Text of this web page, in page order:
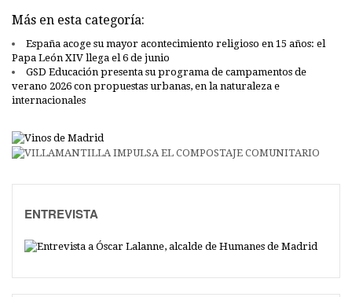
Más en esta categoría:
España acoge su mayor acontecimiento religioso en 15 años: el
Papa León XIV llega el 6 de junio
GSD Educación presenta su programa de campamentos de
verano 2026 con propuestas urbanas, en la naturaleza e
internacionales
ENTREVISTA